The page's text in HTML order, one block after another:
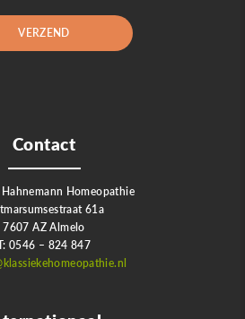
Contact
Homeopathie
61a
7607 AZ Almelo
0546 – 824 847